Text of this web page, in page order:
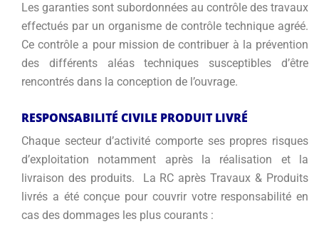
Les garanties sont subordonnées au contrôle des travaux
effectués par un organisme de contrôle technique agréé.
Ce contrôle a pour mission de contribuer à la prévention
des différents aléas techniques susceptibles d’être
rencontrés dans la conception de l’ouvrage.
RESPONSABILITÉ CIVILE PRODUIT LIVRÉ
Chaque secteur d’activité comporte ses propres risques
d’exploitation notamment après la réalisation et la
livraison des produits. La RC après Travaux & Produits
livrés a été conçue pour couvrir votre responsabilité en
cas des dommages les plus courants :